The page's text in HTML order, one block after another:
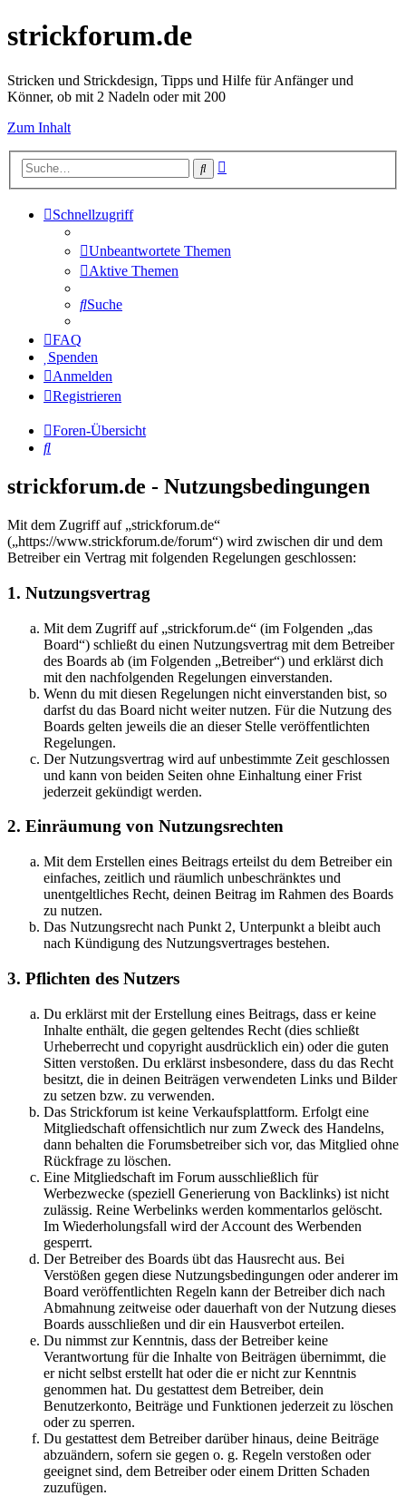
strickforum.de
Stricken und Strickdesign, Tipps und Hilfe für Anfänger und
Könner, ob mit 2 Nadeln oder mit 200
Zum Inhalt
Suche
Schnellzugriff
Unbeantwortete Themen
Aktive Themen
Suche
FAQ
Spenden
Anmelden
Registrieren
Foren-Übersicht
Suche
strickforum.de - Nutzungsbedingungen
Mit dem Zugriff auf „strickforum.de“
(„https://www.strickforum.de/forum“) wird zwischen dir und dem
Betreiber ein Vertrag mit folgenden Regelungen geschlossen:
1. Nutzungsvertrag
Mit dem Zugriff auf „strickforum.de“ (im Folgenden „das
Board“) schließt du einen Nutzungsvertrag mit dem Betreiber
des Boards ab (im Folgenden „Betreiber“) und erklärst dich
mit den nachfolgenden Regelungen einverstanden.
Wenn du mit diesen Regelungen nicht einverstanden bist, so
darfst du das Board nicht weiter nutzen. Für die Nutzung des
Boards gelten jeweils die an dieser Stelle veröffentlichten
Regelungen.
Der Nutzungsvertrag wird auf unbestimmte Zeit geschlossen
und kann von beiden Seiten ohne Einhaltung einer Frist
jederzeit gekündigt werden.
2. Einräumung von Nutzungsrechten
Mit dem Erstellen eines Beitrags erteilst du dem Betreiber ein
einfaches, zeitlich und räumlich unbeschränktes und
unentgeltliches Recht, deinen Beitrag im Rahmen des Boards
zu nutzen.
Das Nutzungsrecht nach Punkt 2, Unterpunkt a bleibt auch
nach Kündigung des Nutzungsvertrages bestehen.
3. Pflichten des Nutzers
Du erklärst mit der Erstellung eines Beitrags, dass er keine
Inhalte enthält, die gegen geltendes Recht (dies schließt
Urheberrecht und copyright ausdrücklich ein) oder die guten
Sitten verstoßen. Du erklärst insbesondere, dass du das Recht
besitzt, die in deinen Beiträgen verwendeten Links und Bilder
zu setzen bzw. zu verwenden.
Das Strickforum ist keine Verkaufsplattform. Erfolgt eine
Mitgliedschaft offensichtlich nur zum Zweck des Handelns,
dann behalten die Forumsbetreiber sich vor, das Mitglied ohne
Rückfrage zu löschen.
Eine Mitgliedschaft im Forum ausschließlich für
Werbezwecke (speziell Generierung von Backlinks) ist nicht
zulässig. Reine Werbelinks werden kommentarlos gelöscht.
Im Wiederholungsfall wird der Account des Werbenden
gesperrt.
Der Betreiber des Boards übt das Hausrecht aus. Bei
Verstößen gegen diese Nutzungsbedingungen oder anderer im
Board veröffentlichten Regeln kann der Betreiber dich nach
Abmahnung zeitweise oder dauerhaft von der Nutzung dieses
Boards ausschließen und dir ein Hausverbot erteilen.
Du nimmst zur Kenntnis, dass der Betreiber keine
Verantwortung für die Inhalte von Beiträgen übernimmt, die
er nicht selbst erstellt hat oder die er nicht zur Kenntnis
genommen hat. Du gestattest dem Betreiber, dein
Benutzerkonto, Beiträge und Funktionen jederzeit zu löschen
oder zu sperren.
Du gestattest dem Betreiber darüber hinaus, deine Beiträge
abzuändern, sofern sie gegen o. g. Regeln verstoßen oder
geeignet sind, dem Betreiber oder einem Dritten Schaden
zuzufügen.